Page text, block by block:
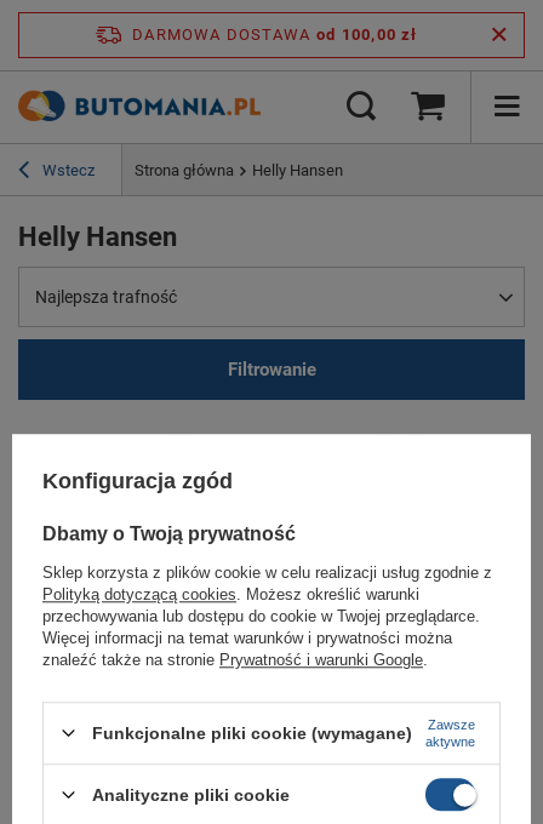
DARMOWA DOSTAWA od 100,00 zł
Wstecz Strona główna Helly Hansen
Helly Hansen
Najlepsza trafność
Filtrowanie
Helly Hansen buty robocze
Chelsea Evo Low S3 BOA
wodoodporne BHP
299,00 zł / szt.
+ Dodaj do porównania
Spodnie Robocze Ogrodniczki
BHP Helly Hansen
79,00 zł-179,00 zł / szt.
+ Dodaj do porównania
Konfiguracja zgód
Dbamy o Twoją prywatność
Sklep korzysta z plików cookie w celu realizacji usług zgodnie z
Polityką dotyczącą cookies . Możesz określić warunki
przechowywania lub dostępu do cookie w Twojej przeglądarce.
Więcej informacji na temat warunków i prywatności można
znaleźć także na stronie Prywatność i warunki Google
Funkcjonalne pliki cookie (wymagane)
Zawsze
aktywne
Analityczne pliki cookie